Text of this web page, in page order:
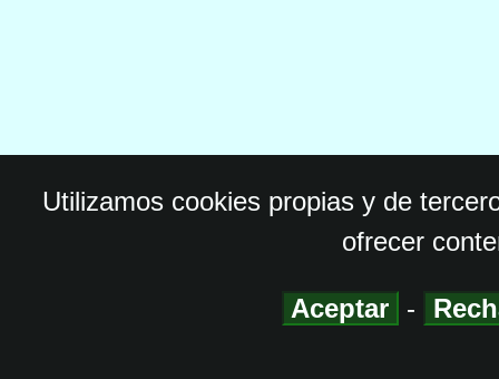
Utilizamos cookies propias y de
ofrecer
Aceptar -